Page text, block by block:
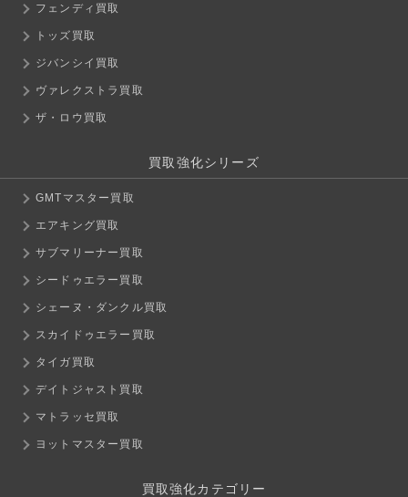
フェンディ買取
トッズ買取
ジバンシイ買取
ヴァレクストラ買取
ザ・ロウ買取
買取強化シリーズ
GMTマスター買取
エアキング買取
サブマリーナー買取
シードゥエラー買取
シェーヌ・ダンクル買取
スカイドゥエラー買取
タイガ買取
デイトジャスト買取
マトラッセ買取
ヨットマスター買取
買取強化カテゴリー